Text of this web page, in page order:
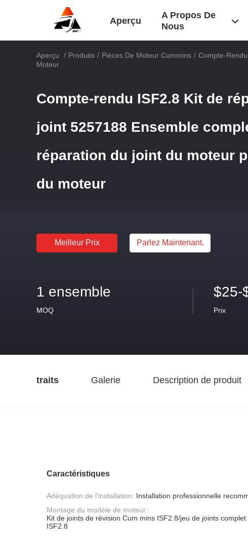
Aperçu
A Propos De
Nous
Aperçu / Produits / Pièces De Moteur Cummins / Compte-
Moteur
Compte-rendu ISF2.8 Kit de
joint 5257188 Ensemble
réparation du joint du moteur
du moteur
Meilleur Prix Parlez Maintenant.
1 ensemble
MOQ
$25-
Prix
traits Galerie Description de produit
Caractéristiques
Adéquation de l'installation: Installation professionnelle
Montage du modèle de moteur:
Kit de joints de révision Cum mins ISF2.8/jeu de joints
ISF2.8